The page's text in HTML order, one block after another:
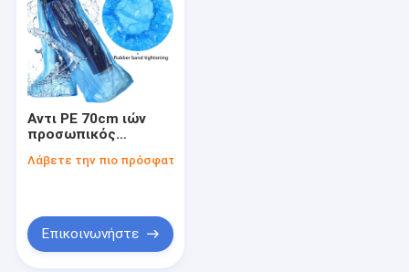
Αντι PE 70cm ιών
προσωπικός
εξοπλισμός PPE
Λάβετε την πιο πρόσφατη τιμή
Επικοινωνήστε